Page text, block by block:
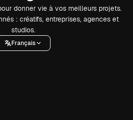
donner vie à vos meilleurs projets.
: créatifs, entreprises, agences et
studios.
Français